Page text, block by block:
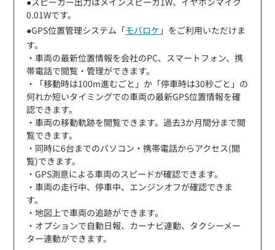
0.01Wです。
●GPS位置管理システム「モバロケ 」をご利用いただけま
す。
・車両の最新位置情報を会社のPC、スマートフォン、携
帯電話で閲覧・管理ができます。
・「移動時は100m進むごと」か「停車時は30秒ごと」の
何れか短いタイミングでの車両の最新GPS位置情報を確
認できます。
・車両の移動軌跡を閲覧できます。過去3か月間分まで閲
覧できます。
・同時に6台までのパソコン・携帯電話からアクセス(閲
覧)できます。
・GPS測意による車両のスピードが確認できます。
・車両の走行中、停車中、エンジンオフが確認できま
す。
・地図上で車両の追跡ができます。
・オプションで自動日報、カーナビ連動、タクシーメー
ター連動ができます。